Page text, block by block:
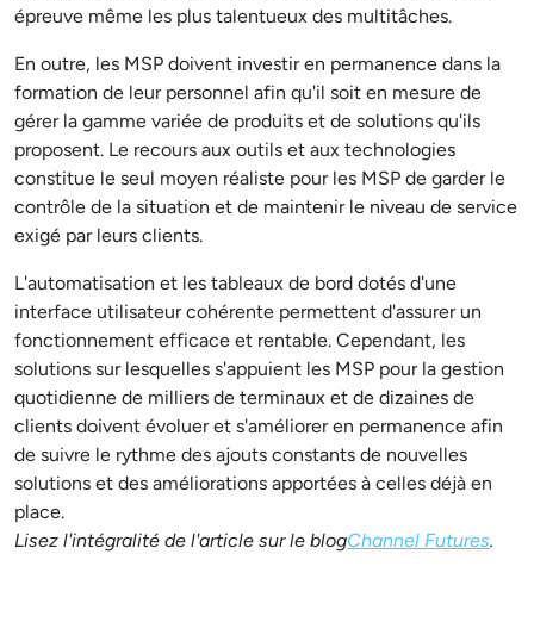
épreuve même les plus talentueux des multitâches.
En outre, les MSP doivent investir en permanence dans la
formation de leur personnel afin qu'il soit en mesure de
gérer la gamme variée de produits et de solutions qu'ils
proposent. Le recours aux outils et aux technologies
constitue le seul moyen réaliste pour les MSP de garder le
contrôle de la situation et de maintenir le niveau de service
exigé par leurs clients.
L'automatisation et les tableaux de bord dotés d'une
interface utilisateur cohérente permettent d'assurer un
fonctionnement efficace et rentable. Cependant, les
solutions sur lesquelles s'appuient les MSP pour la gestion
quotidienne de milliers de terminaux et de dizaines de
clients doivent évoluer et s'améliorer en permanence afin
de suivre le rythme des ajouts constants de nouvelles
solutions et des améliorations apportées à celles déjà en
place.
Lisez l'intégralité de l'article sur le blogChannel Futures.